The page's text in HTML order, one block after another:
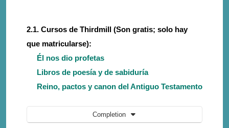
Completion
2.1. Cursos de Thirdmill (Son gratis; solo hay
que matricularse):
Él nos dio profetas
Libros de poesía y de sabiduría
Reino, pactos y canon del Antiguo Testamento